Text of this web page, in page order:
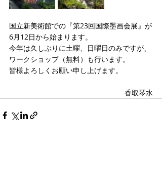
国立新美術館での『第23回国際墨画会展』が
6月12日から始まります。
今年は久しぶりに土曜、日曜日のみですが、
ワークショップ（無料）も行います。
皆様よろしくお願い申し上げます。
香取琴水